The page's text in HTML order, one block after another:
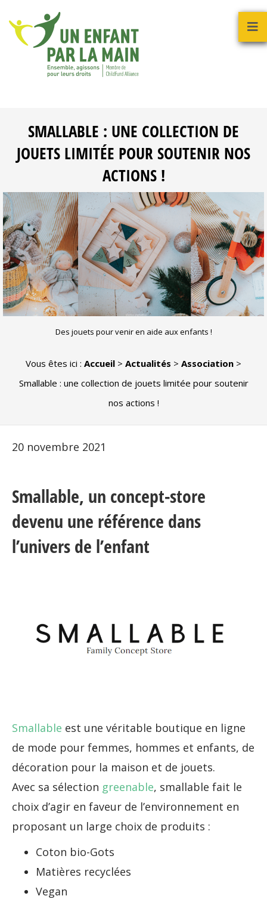
SMALLABLE : UNE COLLECTION DE
JOUETS LIMITÉE POUR SOUTENIR NOS
ACTIONS !
Des jouets pour venir en aide aux enfants !
Vous êtes ici : Accueil > Actualités > Association >
Smallable : une collection de jouets limitée pour soutenir
nos actions !
20 novembre 2021
Smallable, un concept-store
devenu une référence dans
l’univers de l’enfant
Smallable est une véritable boutique en ligne
de mode pour femmes, hommes et enfants, de
décoration pour la maison et de jouets.
Avec sa sélection greenable, smallable fait le
choix d’agir en faveur de l’environnement en
proposant un large choix de produits :
Coton bio-Gots
Matières recyclées
Vegan